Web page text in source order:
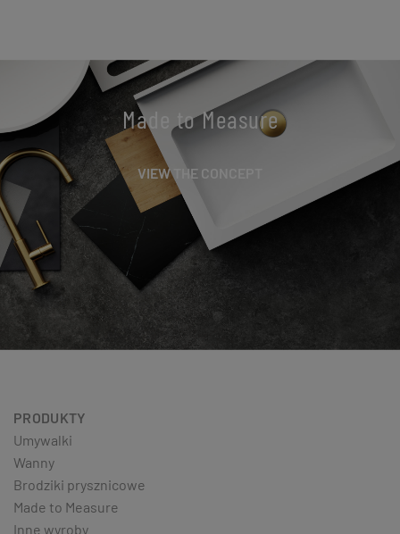
Made to Measure
VIEW THE CONCEPT
PRODUKTY
Umywalki
Wanny
Brodziki prysznicowe
Made to Measure
Inne wyroby